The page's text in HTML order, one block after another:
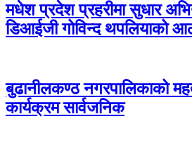
मधेश प्रदेश प्रहरीमा सुधार
डिआईजी गोविन्द थपलियाको
बुढानीलकण्ठ नगरपालिकाको
कार्यक्रम सार्वजनिक